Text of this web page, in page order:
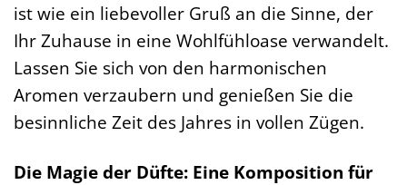
ist wie ein liebevoller Gruß an die Sinne, der
Ihr Zuhause in eine Wohlfühloase verwandelt.
Lassen Sie sich von den harmonischen
Aromen verzaubern und genießen Sie die
besinnliche Zeit des Jahres in vollen Zügen.
Die Magie der Düfte: Eine Komposition für